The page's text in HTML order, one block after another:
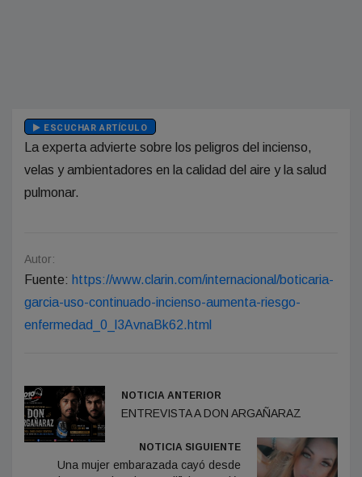
ESCUCHAR ARTÍCULO
La experta advierte sobre los peligros del incienso,
velas y ambientadores en la calidad del aire y la salud
pulmonar.
Autor:
Fuente: https://www.clarin.com/internacional/boticaria-
garcia-uso-continuado-incienso-aumenta-riesgo-
enfermedad_0_l3AvnaBk62.html
NOTICIA ANTERIOR
ENTREVISTA A DON ARGAÑARAZ
NOTICIA SIGUIENTE
Una mujer embarazada cayó desde